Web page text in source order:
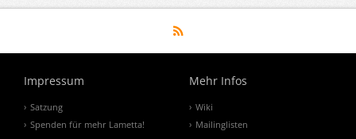
Impressum
Satzung
Spenden für mehr Lametta!
Mehr Infos
Wiki
Mailinglisten